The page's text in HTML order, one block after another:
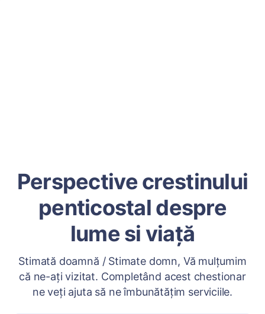
Perspective crestinului
penticostal despre
lume si viață
Stimată doamnă / Stimate domn, Vă mulțumim
că ne-ați vizitat. Completând acest chestionar
ne veți ajuta să ne îmbunătățim serviciile.